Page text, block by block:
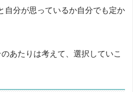
自分が思っているか自分でも定か
あたりは考えて、選択していこ